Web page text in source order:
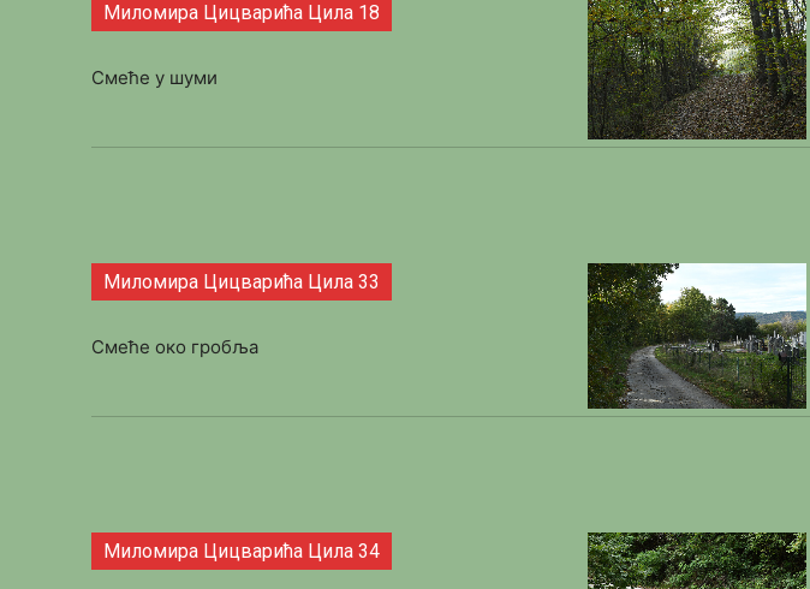
Миломира Цицварића Цила 18
Смеће у шуми
Миломира Цицварића Цила 33
Смеће око гробља
Миломира Цицварића Цила 34